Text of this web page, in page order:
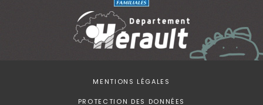
MENTIONS LÉGALES
PROTECTION DES DONNÉES